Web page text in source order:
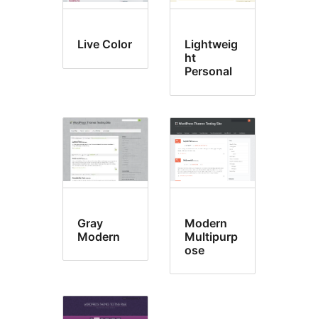
Live Color
Lightweig
ht
Personal
Gray
Modern
Modern
Multipurp
ose